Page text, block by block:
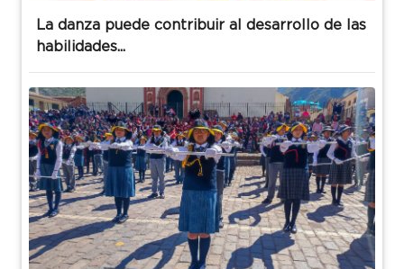
La danza puede contribuir al desarrollo de las
habilidades...